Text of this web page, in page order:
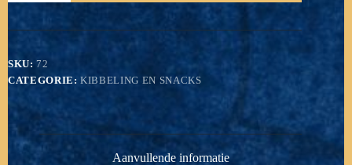
en
met
SKU:72
CATEGORIE:KIBBELING EN SNACKS
Aanvullende informatie